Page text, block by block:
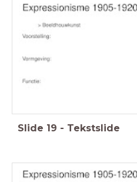
Slide 19 - Tekstslide